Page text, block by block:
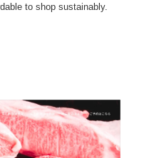
to shop sustainably.